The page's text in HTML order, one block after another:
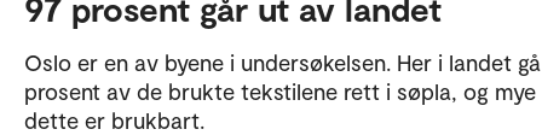
Oslo er en av byene i undersøkelsen. Her i landet
prosent av de brukte tekstilene rett i søpla, og mye
dette er brukbart.